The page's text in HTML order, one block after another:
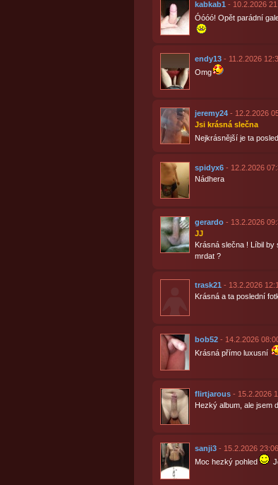
kabkab1 - 10.2.2026
Óóóó! Opět parádní
endy13- 11.2.2026
Omg
jeremy24- 12.2.2026
Jsi krásná slečna
Nejkrásnější je ta
spidyx6- 12.2.2026
Nádhera
gerardo- 13.2.2026
JJ
Krásná slečna ! Líbil by
mrdat ?
trask21 - 13.2.2026
Krásná a ta poslední
bob52- 14.2.2026
Krásná přímo luxusní
flirtjarous- 15.2.2026
Hezký album, ale jsem
sanji3- 15.2.2026 23:06
Moc hezký pohled